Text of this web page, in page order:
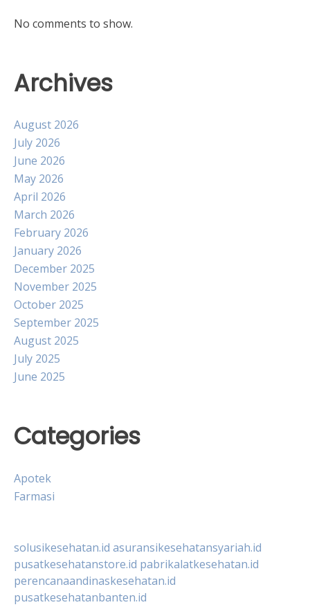
No comments to show.
Archives
August 2026
July 2026
June 2026
May 2026
April 2026
March 2026
February 2026
January 2026
December 2025
November 2025
October 2025
September 2025
August 2025
July 2025
June 2025
Categories
Apotek
Farmasi
solusikesehatan.id asuransikesehatansyariah.id
pusatkesehatanstore.id pabrikalatkesehatan.id
perencanaandinaskesehatan.id
pusatkesehatanbanten.id